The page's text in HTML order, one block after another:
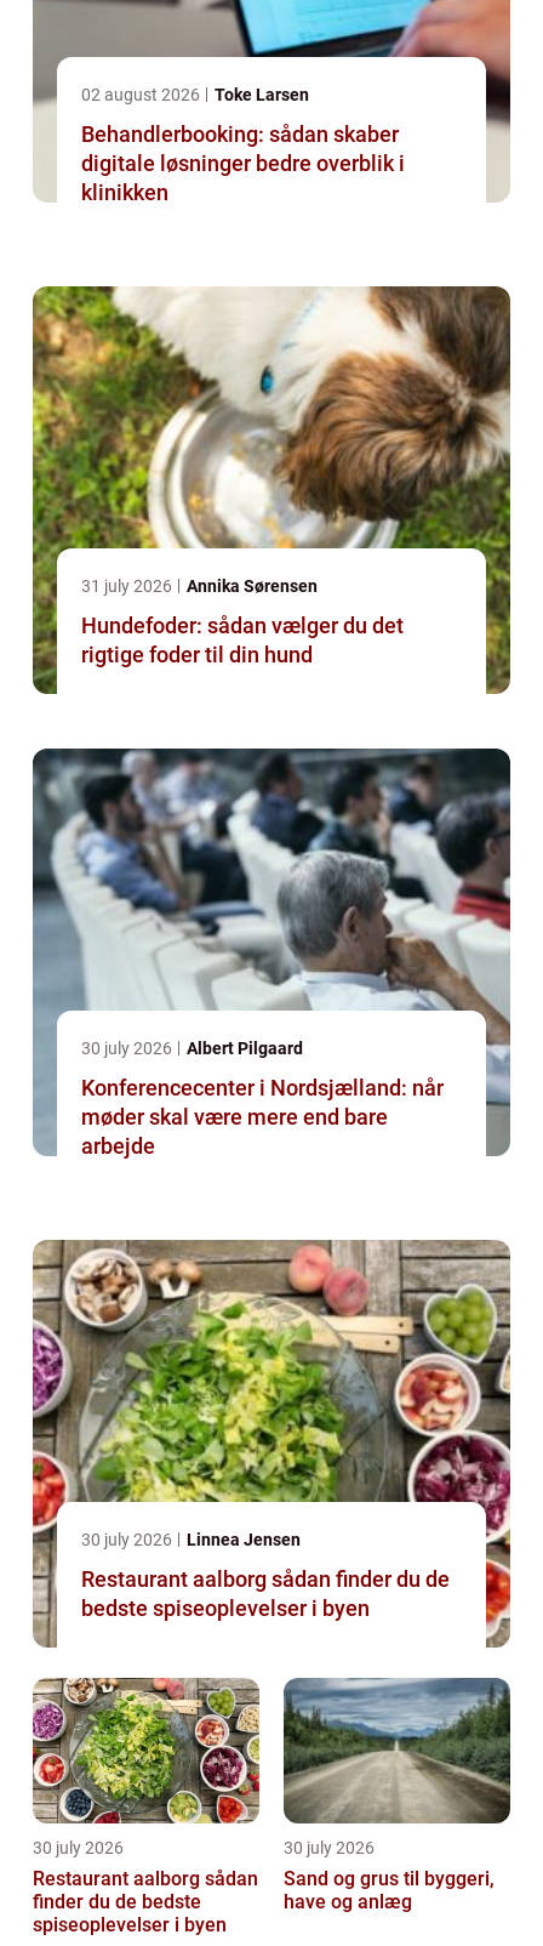
02 august 2026 Toke Larsen
Behandlerbooking: sådan skaber
digitale løsninger bedre overblik i
klinikken
31 july 2026 Annika Sørensen
Hundefoder: sådan vælger du det
rigtige foder til din hund
30 july 2026 Albert Pilgaard
Konferencecenter i Nordsjælland: når
møder skal være mere end bare
arbejde
30 july 2026 Linnea Jensen
Restaurant aalborg sådan finder du de
bedste spiseoplevelser i byen
30 july 2026
Restaurant aalborg sådan
finder du de bedste
spiseoplevelser i byen
30 july 2026
Sand og grus til byggeri,
have og anlæg